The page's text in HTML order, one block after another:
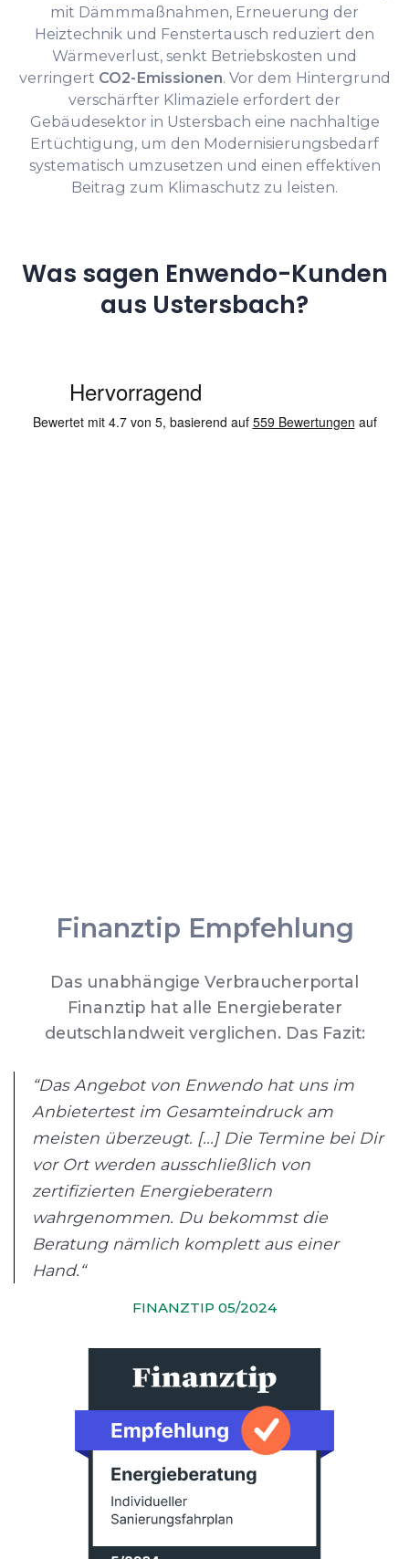
mit Dämmmaßnahmen, Erneuerung der
Heiztechnik und Fenstertausch reduziert den
Wärmeverlust, senkt Betriebskosten und
verringert CO2-Emissionen. Vor dem Hintergrund
verschärfter Klimaziele erfordert der
Gebäudesektor in Ustersbach eine nachhaltige
Ertüchtigung, um den Modernisierungsbedarf
systematisch umzusetzen und einen effektiven
Beitrag zum Klimaschutz zu leisten.
Was sagen Enwendo-Kunden
aus Ustersbach?
Finanztip Empfehlung
Das unabhängige Verbraucherportal
Finanztip hat alle Energieberater
deutschlandweit verglichen. Das Fazit:
“Das Angebot von Enwendo hat uns im
Anbietertest im Gesamteindruck am
meisten überzeugt. [...] Die Termine bei Dir
vor Ort werden ausschließlich von
zertifizierten Energieberatern
wahrgenommen. Du bekommst die
Beratung nämlich komplett aus einer
Hand.“
FINANZTIP 05/2024